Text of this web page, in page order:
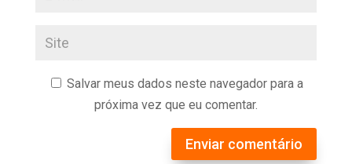
Salvar meus dados neste navegador para a
próxima vez que eu comentar.
Enviar comentário